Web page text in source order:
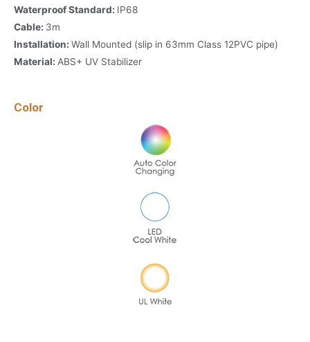
Waterproof Standard: IP68
Cable: 3m
Installation: Wall Mounted (slip in 63mm Class 12PVC pipe)
Material: ABS+ UV Stabilizer
Color